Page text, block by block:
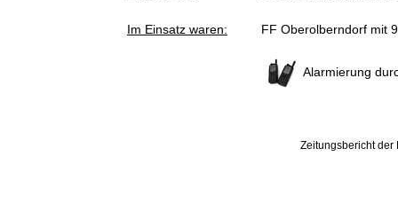
Im Einsatz waren: FF Oberolberndorf mit
Alarmierung
Zeitungsbericht der